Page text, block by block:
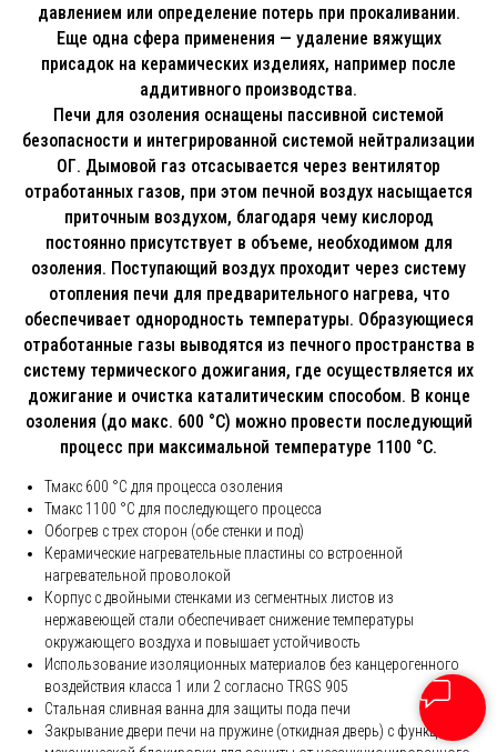
давлением или определение потерь при прокаливании.
Еще одна сфера применения — удаление вяжущих
присадок на керамических изделиях, например после
аддитивного производства.
Печи для озоления оснащены пассивной системой
безопасности и интегрированной системой нейтрализации
ОГ. Дымовой газ отсасывается через вентилятор
отработанных газов, при этом печной воздух насыщается
приточным воздухом, благодаря чему кислород
постоянно присутствует в объеме, необходимом для
озоления. Поступающий воздух проходит через систему
отопления печи для предварительного нагрева, что
обеспечивает однородность температуры. Образующиеся
отработанные газы выводятся из печного пространства в
систему термического дожигания, где осуществляется их
дожигание и очистка каталитическим способом. В конце
озоления (до макс. 600 °C) можно провести последующий
процесс при максимальной температуре 1100 °C.
Тмакс 600 °C для процесса озоления
Тмакс 1100 °C для последующего процесса
Обогрев с трех сторон (обе стенки и под)
Керамические нагревательные пластины со встроенной
нагревательной проволокой
Корпус с двойными стенками из сегментных листов из
нержавеющей стали обеспечивает снижение температуры
окружающего воздуха и повышает устойчивость
Использование изоляционных материалов без канцерогенного
воздействия класса 1 или 2 согласно TRGS 905
Стальная сливная ванна для защиты пода печи
Закрывание двери печи на пружине (откидная дверь) с функцией